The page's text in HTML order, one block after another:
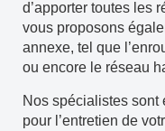
d’apporter toutes les
vous proposons
annexe, tel que
ou encore le réseau
Nos spécialistes sont
pour l’entretien de